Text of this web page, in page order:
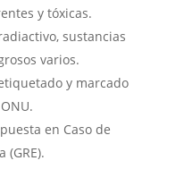
y tóxicas.
sustancias
varios.
y marcado
en Caso de
(GRE).